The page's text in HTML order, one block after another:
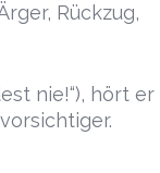
Rückzug,
nie!“), hört er